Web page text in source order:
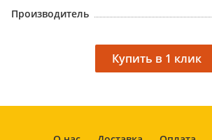
Производитель